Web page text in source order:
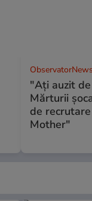
"Aţi auzit
Mărturii
de
Mother"